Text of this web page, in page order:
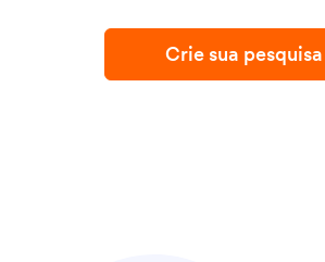
Crie sua pesquisa